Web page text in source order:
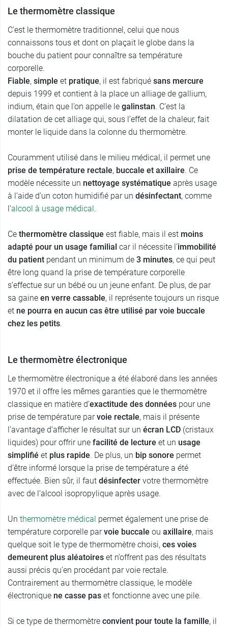
Le thermomètre classique
C’est le thermomètre traditionnel, celui que nous
connaissons tous et dont on plaçait le globe dans la
bouche du patient pour connaître sa température
corporelle.
Fiable, simple et pratique, il est fabriqué sans mercure
depuis 1999 et contient à la place un alliage de gallium,
indium, étain que l’on appelle le galinstan. C’est la
dilatation de cet alliage qui, sous l’effet de la chaleur, fait
monter le liquide dans la colonne du thermomètre.
Couramment utilisé dans le milieu médical, il permet une
prise de température rectale, buccale et axillaire. Ce
modèle nécessite un nettoyage systématique après usage
à l’aide d’un coton humidifié par un désinfectant, comme
l’alcool à usage médical.
Ce thermomètre classique est fiable, mais il est moins
adapté pour un usage familial car il nécessite l’immobilité
du patient pendant un minimum de 3 minutes, ce qui peut
être long quand la prise de température corporelle
s’effectue sur un bébé ou un jeune enfant. De plus, de par
sa gaine en verre cassable, il représente toujours un risque
et ne pourra en aucun cas être utilisé par voie buccale
chez les petits.
Le thermomètre électronique
Le thermomètre électronique a été élaboré dans les années
1970 et il offre les mêmes garanties que le thermomètre
classique en matière d’exactitude des données pour une
prise de température parvoie rectale, mais il présente
l’avantage d’afficher le résultat sur un écran LCD (cristaux
liquides) pour offrir une facilité de lecture et un usage
simplifié et plus rapide. De plus, un bip sonore permet
d’être informé lorsque la prise de température a été
effectuée. Bien sûr, il faut désinfecter votre thermomètre
avec de l’alcool isopropylique après usage.
Un thermomètre médical permet également une prise de
température corporelle parvoie buccale ou axillaire, mais
quelque soit le type de thermomètre choisi, ces voies
demeurent plus aléatoires et n’offrent pas des résultats
aussi précis qu’en procédant par voie rectale.
Contrairement au thermomètre classique, le modèle
électronique ne casse pas et fonctionne avec une pile.
Si ce type de thermomètre convient pour toute la famille, il